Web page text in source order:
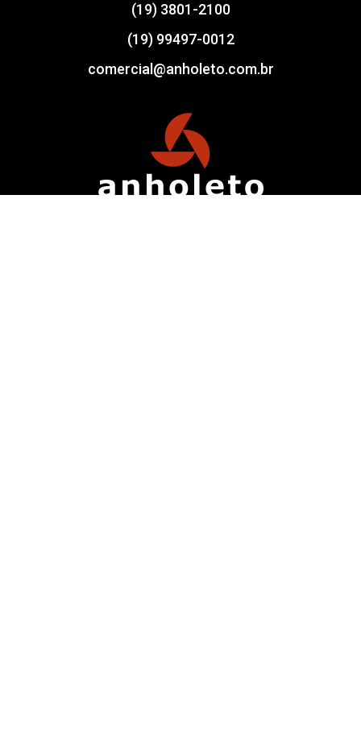
(19) 3801-2100
(19) 99497-0012
comercial@anholeto.com.br